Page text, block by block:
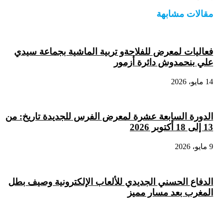
مقالات مشابهة
فعاليات لمعرض للفلاحةو تربية الماشية بجماعة سيدي
علي بنحمدوش دائرة أزمور
14 مايو، 2026
الدورة السابعة عشرة لمعرض الفرس للجديدة تاريخ: من
13 إلى 18 أكتوبر 2026
9 مايو، 2026
الدفاع الحسني الجديدي للألعاب الإلكترونية وصيف بطل
المغرب بعد مسار مميز